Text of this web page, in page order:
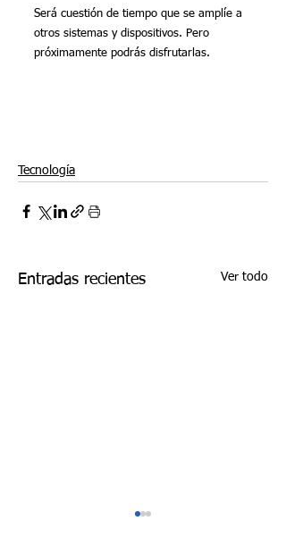
Será cuestión de tiempo que se amplíe a
otros sistemas y dispositivos. Pero
próximamente podrás disfrutarlas.
Tecnología
Entradas recientes Ver todo